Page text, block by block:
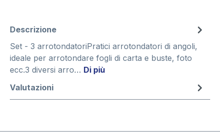
Descrizione
Set - 3 arrotondatoriPratici arrotondatori di angoli,
ideale per arrotondare fogli di carta e buste, foto
ecc.3 diversi arro… Di più
Valutazioni